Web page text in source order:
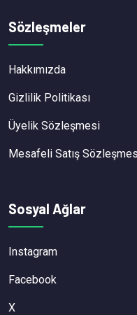
Sözleşmeler
Hakkımızda
Gizlilik Politikası
Üyelik Sözleşmesi
Mesafeli Satış
Sosyal Ağlar
Instagram
Facebook
X